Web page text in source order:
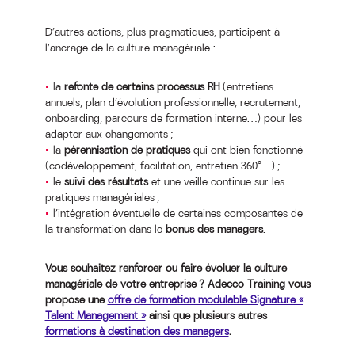
D’autres actions, plus pragmatiques, participent à
l’ancrage de la culture managériale :
la refonte de certains processus RH(entretiens
annuels, plan d’évolution professionnelle, recrutement,
onboarding, parcours de formation interne…) pour les
adapter aux changements ;
la pérennisation de pratiquesqui ont bien fonctionné
(codéveloppement, facilitation, entretien 360°…) ;
le suivi des résultatset une veille continue sur les
pratiques managériales ;
l’intégration éventuelle de certaines composantes de
la transformation dans le bonus des managers.
Vous souhaitez renforcer ou faire évoluer la culture
managériale de votre entreprise ? Adecco Training vous
propose uneoffre de formation modulable Signature «
Talent Management »ainsi que plusieurs autres
formations à destination des managers.